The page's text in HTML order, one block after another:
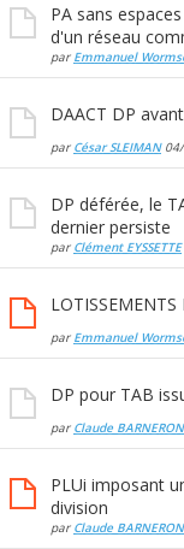
PA sans
d'un réseau
par Emmanuel
DAACT DP
par César SLEIMAN04/
DP déférée, le
dernier persiste
par Clément EYSSETTE
par Emmanuel
DP pour TAB
par Claude BARNERON
PLUi imposant
division
par Claude BARNERON